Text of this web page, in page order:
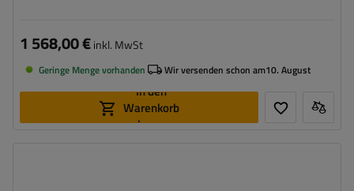
1 568,00 €inkl. MwSt
Geringe Menge vorhanden Wir versenden schon am10. August
In den
Warenkorb
legen